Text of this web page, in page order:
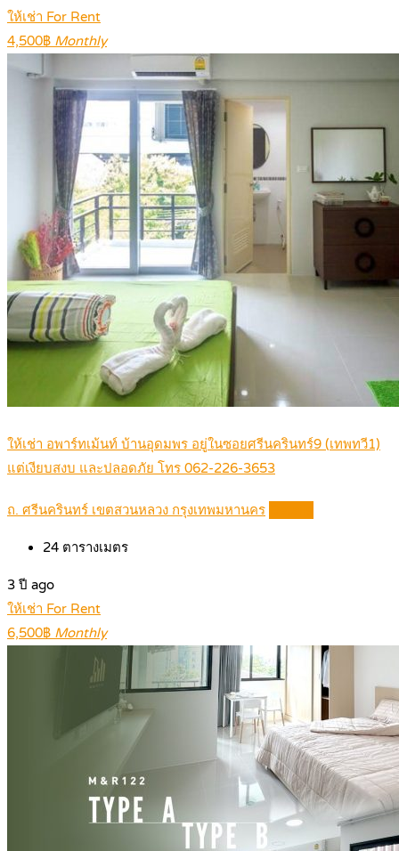
ให้เช่า For Rent
4,500฿ Monthly
ให้เช่า อพาร์ทเม้นท์ บ้านอุดมพร อยู่ในซอยศรีนครินทร์9 (เทพทวี1)
แต่เงียบสงบ และปลอดภัย โทร 062-226-3653
ถ. ศรีนครินทร์ เขตสวนหลวง กรุงเทพมหานคร
24 ตารางเมตร
3 ปี ago
ให้เช่า For Rent
6,500฿ Monthly